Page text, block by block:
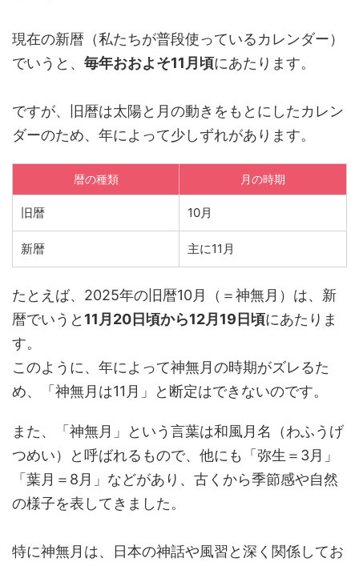
現在の新暦（私たちが普段使っているカレンダー）
でいうと、 毎年おおよそ11月頃にあたります。
ですが、旧暦は太陽と月の動きをもとにしたカレン
ダーのため、年によって少しずれがあります。
暦の種類 月の時期
旧暦 10月
新暦 主に11月
たとえば、2025年の旧暦10月（＝神無月）は、新
暦でいうと 11月20日頃から12月19日頃にあたりま
す。
このように、年によって神無月の時期がズレるた
め、「神無月は11月」と断定はできないのです。
また、「神無月」という言葉は和風月名（わふうげ
つめい）と呼ばれるもので、他にも「弥生＝3月」
「葉月＝8月」などがあり、古くから季節感や自然
の様子を表してきました。
特に神無月は、日本の神話や風習と深く関係してお